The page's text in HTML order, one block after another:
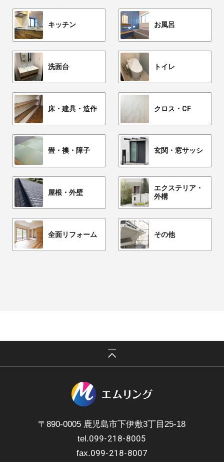
キッチン お風呂
洗面台 トイレ
床・建具・造作 クロス・CF
畳・襖・障子 玄関・窓サッシ
屋根・外壁
エクステリア・
外構
全面リフォーム その他
〒890-0005 鹿児島市下伊敷3丁目25-18
tel.099-218-8005
fax.099-218-8007